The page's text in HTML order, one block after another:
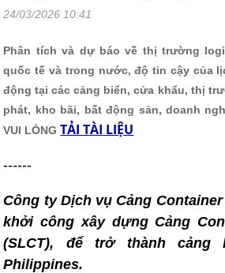
24/03/2026 10:41
Phân tích và dự báo về thị trường
quốc tế và trong nước, độ tin cậy của
động tại các cảng biển, cửa khẩu, thị
phát, kho bãi, bất động sản, doanh
VUI LÒNGTẢI TÀI LIỆU
------
Công ty Dịch vụ Cảng
khởi công xây dựng Cảng
(SLCT), để trở thành
Philippines.